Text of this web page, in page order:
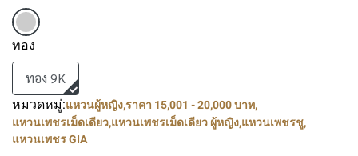
ทอง
ทอง 9K
หมวดหมู่:แหวนผู้หญิง,ราคา 15,001 - 20,000 บาท,
แหวนเพชรเม็ดเดียว,แหวนเพชรเม็ดเดียว ผู้หญิง,แหวนเพชรชู,
แหวนเพชร GIA